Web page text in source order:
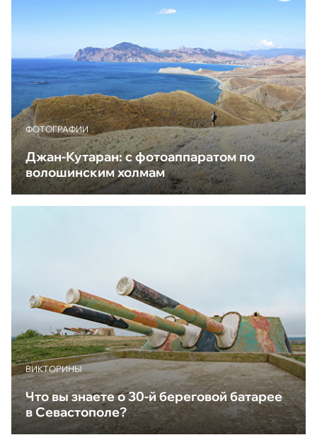
ФОТОГРАФИИ
Джан-Кутаран: с фотоаппаратом по
волошинским холмам
ВИКТОРИНЫ
Что вы знаете о 30-й береговой батарее
в Севастополе?